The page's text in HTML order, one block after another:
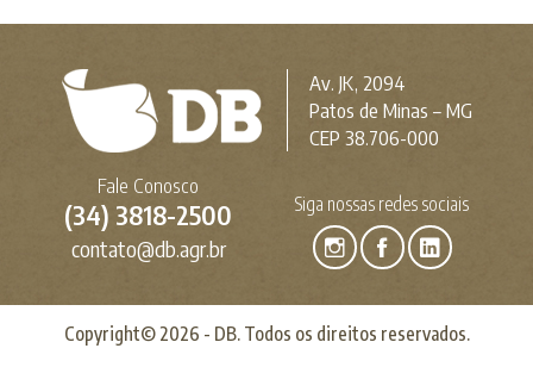
Av. JK, 2094
Patos de Minas – MG
CEP 38.706-000
Fale Conosco
(34) 3818-2500
contato@db.agr.br
Siga nossas redes sociais
Copyright© 2026 - DB. Todos os direitos reservados.